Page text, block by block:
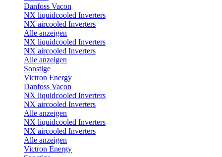
Danfoss Vacon
NX liquidcooled Inverters
NX aircooled Inverters
Alle anzeigen
NX liquidcooled Inverters
NX aircooled Inverters
Alle anzeigen
Sonstige
Victron Energy
Danfoss Vacon
NX liquidcooled Inverters
NX aircooled Inverters
Alle anzeigen
NX liquidcooled Inverters
NX aircooled Inverters
Alle anzeigen
Victron Energy